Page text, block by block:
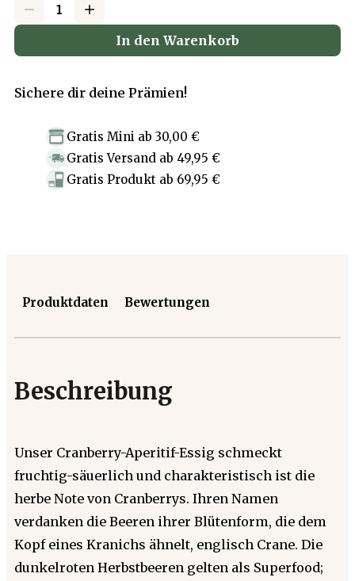
In den Warenkorb
Sichere dir deine Prämien!
Gratis Mini ab 30,00 €
Gratis Versand ab 49,95 €
Gratis Produkt ab 69,95 €
Produktdaten Bewertungen
Beschreibung
Unser Cranberry-Aperitif-Essig schmeckt
fruchtig-säuerlich und charakteristisch ist die
herbe Note von Cranberrys. Ihren Namen
verdanken die Beeren ihrer Blütenform, die dem
Kopf eines Kranichs ähnelt, englisch Crane. Die
dunkelroten Herbstbeeren gelten als Superfood;